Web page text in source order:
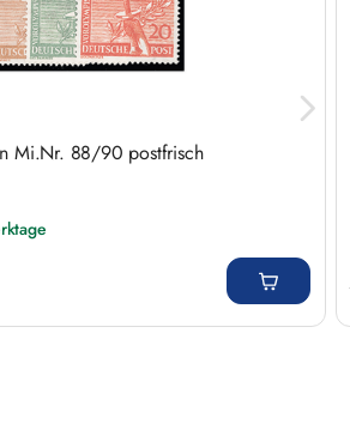
Mi.Nr. 88/90 postfrisch